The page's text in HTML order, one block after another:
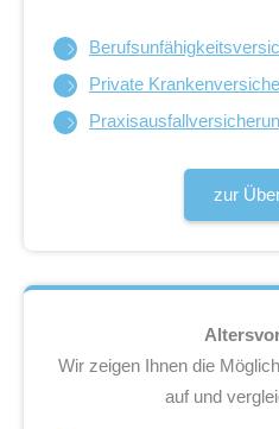
Private
zur
Wir zeigen Ihnen die
auf und